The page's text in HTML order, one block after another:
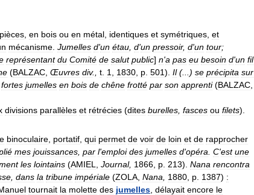
pièces en bois ou en métal identiques et symétriques et
mécanisme Jumelles d'un étau d'un pressoir, d'un tour;
représentant du Comité de salut public] n'a pas eu besoin d'un fil
(BALZAC Œuvres div., t 1 1830 p 501). Il(...) se précipita sur
fortes jumelles en bois de chêne frotté par son apprenti (BALZAC
divisions parallèles et rétrécies (dites burelles fasces ou filets).
binoculaire portatif qui permet de voir de loin et de rapprocher
mes jouissances par l'emploi des jumelles d'opéra C'est une
les lointains (AMIEL Journal, 1866 p 213). Nana rencontra
dans la tribune impériale (ZOLA Nana 1880 p 1387) :
tournait la molette des jumelles délayait encore le